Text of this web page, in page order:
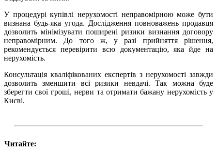
У процедурі купівлі нерухомості неправомірною може бути
визнана будь-яка угода. Дослідження повноважень продавця
дозволить мінімізувати поширені ризики визнання договору
неправомірним. До того ж, у разі прийняття рішення,
рекомендується перевірити всю документацію, яка йде на
нерухомість.
Консультація кваліфікованих експертів з нерухомості завжди
дозволить зменшити всі ризики невдачі. Так можна буде
зберегти свої гроші, нерви та отримати бажану нерухомість у
Києві.
Читайте: